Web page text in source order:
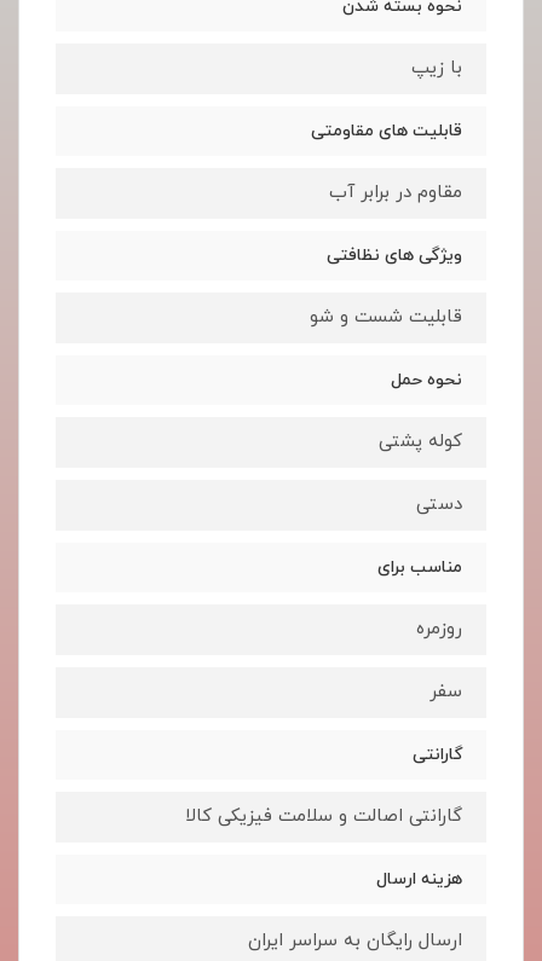
نحوه بسته شدن
با زیپ
قابلیت های مقاومتی
مقاوم در برابر آب
ویژگی های نظافتی
قابلیت شست و شو
نحوه حمل
کوله پشتی
دستی
مناسب برای
روزمره
سفر
گارانتی
گارانتی اصالت و سلامت فیزیکی کالا
هزینه ارسال
ارسال رایگان به سراسر ایران